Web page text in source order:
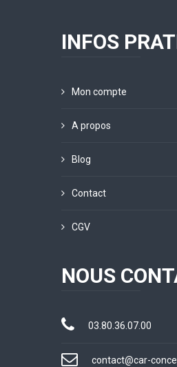
INFOS
Mon compte
A propos
Blog
Contact
CGV
NOUS
03.80.36.07.00
contact@car-